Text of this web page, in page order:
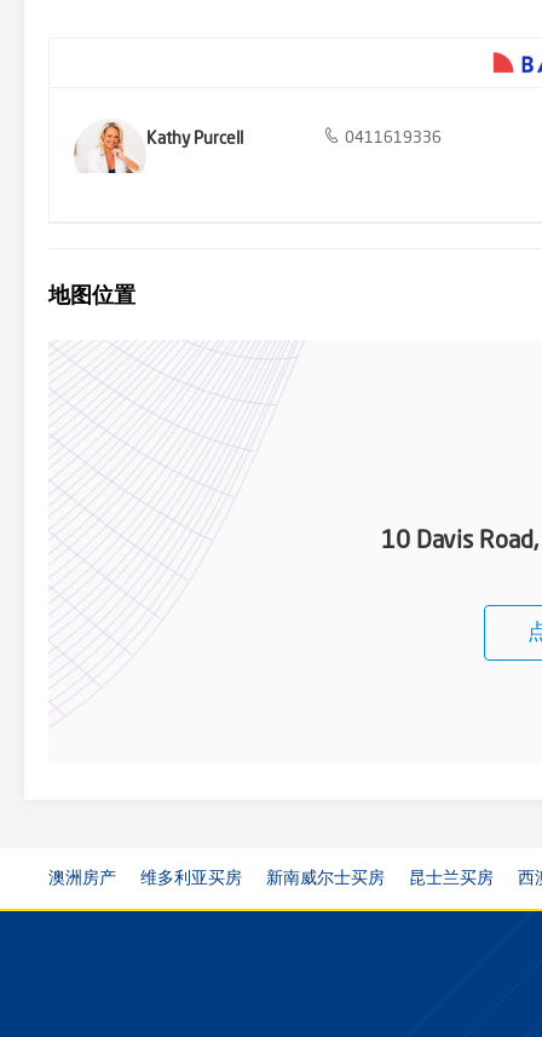
Kathy Purcell 0411619336
地图位置
10 Davis
澳洲房产 维多利亚买房 新南威尔士买房 昆士兰买房 西